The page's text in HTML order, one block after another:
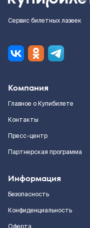
Сервис билетных лазеек
Компания
Главное о Купибилете
Контакты
Пресс-центр
Партнерская программа
Информация
Безопасность
Конфиденциальность